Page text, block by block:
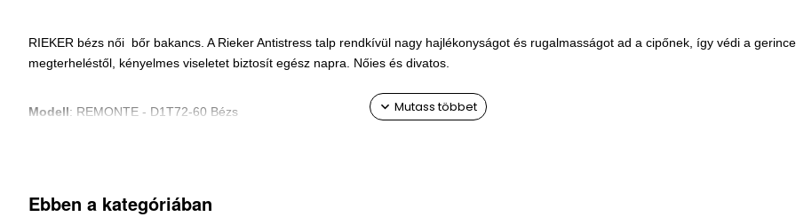
RIEKER bézs női bőr bakancs. A Rieker Antistress talp rendkívül nagy hajlékonyságot és rugalmasságot ad a cipőnek, így védi a
megterheléstől, kényelmes viseletet biztosít egész napra. Nőies és divatos.
Modell: REMONTE - D1T72-60 Bézs
Talpmagasság:2 ,5 cm
Ebben a kategóriában